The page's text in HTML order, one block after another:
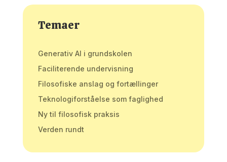
Temaer
Generativ AI i grundskolen
Faciliterende undervisning
Filosofiske anslag og fortællinger
Teknologiforståelse som faglighed
Ny til filosofisk praksis
Verden rundt